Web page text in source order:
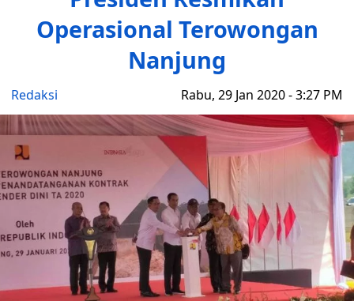
Operasional Terowongan
Nanjung
Redaksi Rabu, 29 Jan 2020 - 3:27 PM